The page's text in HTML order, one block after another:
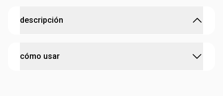
descripción
• probado dermatológicamente
cómo usar